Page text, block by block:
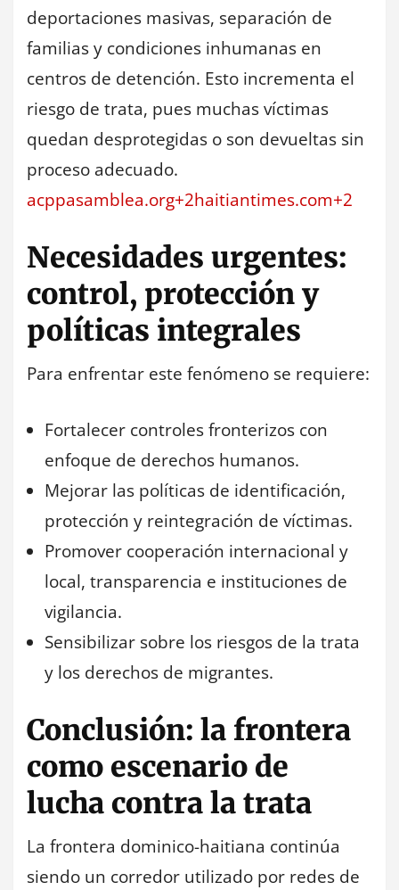
deportaciones masivas, separación de
familias y condiciones inhumanas en
centros de detención. Esto incrementa el
riesgo de trata, pues muchas víctimas
quedan desprotegidas o son devueltas sin
proceso adecuado.
acppasamblea.org+2haitiantimes.com+2
Necesidades urgentes:
control, protección y
políticas integrales
Para enfrentar este fenómeno se requiere:
Fortalecer controles fronterizos con
enfoque de derechos humanos.
Mejorar las políticas de identificación,
protección y reintegración de víctimas.
Promover cooperación internacional y
local, transparencia e instituciones de
vigilancia.
Sensibilizar sobre los riesgos de la trata
y los derechos de migrantes.
Conclusión: la frontera
como escenario de
lucha contra la trata
La frontera dominico-haitiana continúa
siendo un corredor utilizado por redes de